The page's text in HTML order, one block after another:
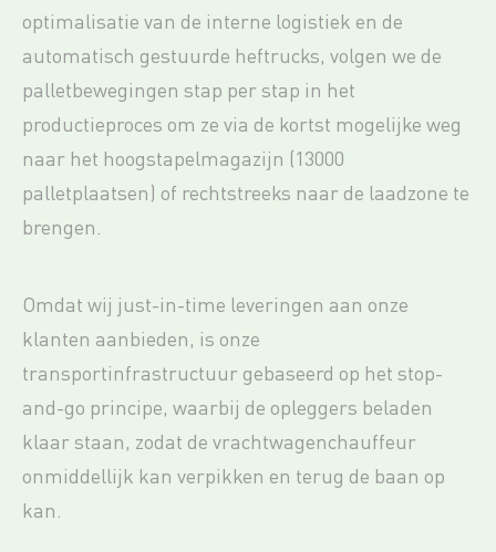
optimalisatie van de interne logistiek en de
automatisch gestuurde heftrucks, volgen we de
palletbewegingen stap per stap in het
productieproces om ze via de kortst mogelijke weg
naar het hoogstapelmagazijn (13000
palletplaatsen) of rechtstreeks naar de laadzone te
brengen.
Omdat wij just-in-time leveringen aan onze
klanten aanbieden, is onze
transportinfrastructuur gebaseerd op het stop-
and-go principe, waarbij de opleggers beladen
klaar staan, zodat de vrachtwagenchauffeur
onmiddellijk kan verpikken en terug de baan op
kan.